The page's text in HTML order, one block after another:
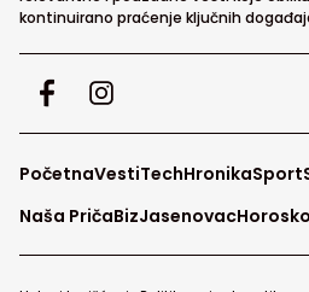
kontinuirano praćenje ključnih
PočetnaVestiTechHronikaSport
Naša PričaBizJasenovac